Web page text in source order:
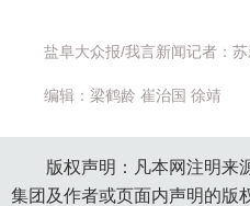
盐阜大众报/我言新闻记者：
编辑：梁鹤龄 崔治国 徐靖
版权声明：凡本网注明来
集团及作者或页面内声明的版